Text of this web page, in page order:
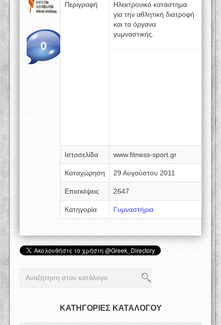
0
Περιγραφή
Ηλεκτρονικό κατάστημα
για την αθλητική διατροφή
και τα όργανα
γυμναστικής.
Ιστοσελίδα www.fitness-sport.gr
Καταχώρηση 29 Αυγούστου 2011
Επισκέψεις 2647
Κατηγορία Γυμναστήρια
ΚΑΤΗΓΟΡΙΕΣ ΚΑΤΑΛΟΓΟΥ